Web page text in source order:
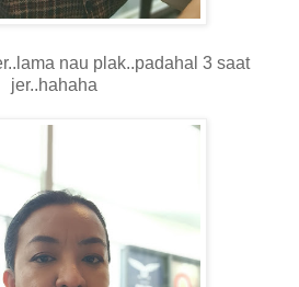
nau plak..padahal 3 saat
jer..hahaha